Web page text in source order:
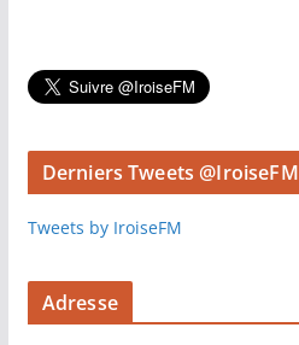
Derniers Tweets @IroiseFM
Tweets by IroiseFM
Adresse